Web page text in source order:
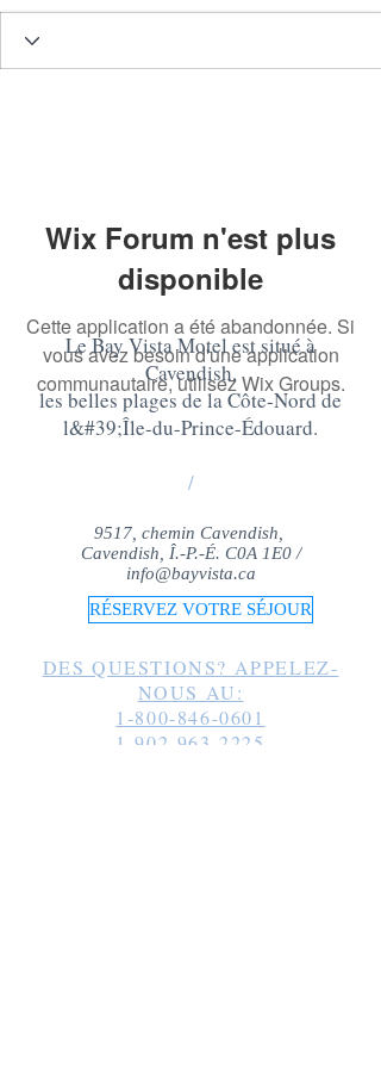
Wix Forum n'est plus
disponible
Cette application a été abandonnée. Si
vous avez besoin d'une application
communautaire, utilisez Wix Groups.
Le Bay Vista Motel est situé à
Cavendish,
les belles plages de la Côte-Nord de
l&#39;Île-du-Prince-Édouard.
/
9517, chemin Cavendish,
Cavendish, Î.-P.-É. C0A 1E0 /
info@bayvista.ca
RÉSERVEZ VOTRE SÉJOUR
DES QUESTIONS? APPELEZ-
NOUS AU:
1-800-846-0601
1-902-963-2225